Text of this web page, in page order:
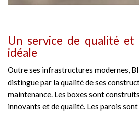
Un service de qualité et
idéale
Outre ses infrastructures modernes,
distingue par la qualité de ses
maintenance. Les boxes sont
innovants et de qualité. Les parois